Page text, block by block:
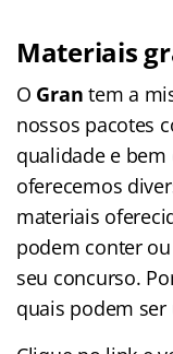
Materiais
O Grantem a
nossos pacotes
qualidade e
oferecemos
materiais
podem conter
seu concurso.
quais podem ser